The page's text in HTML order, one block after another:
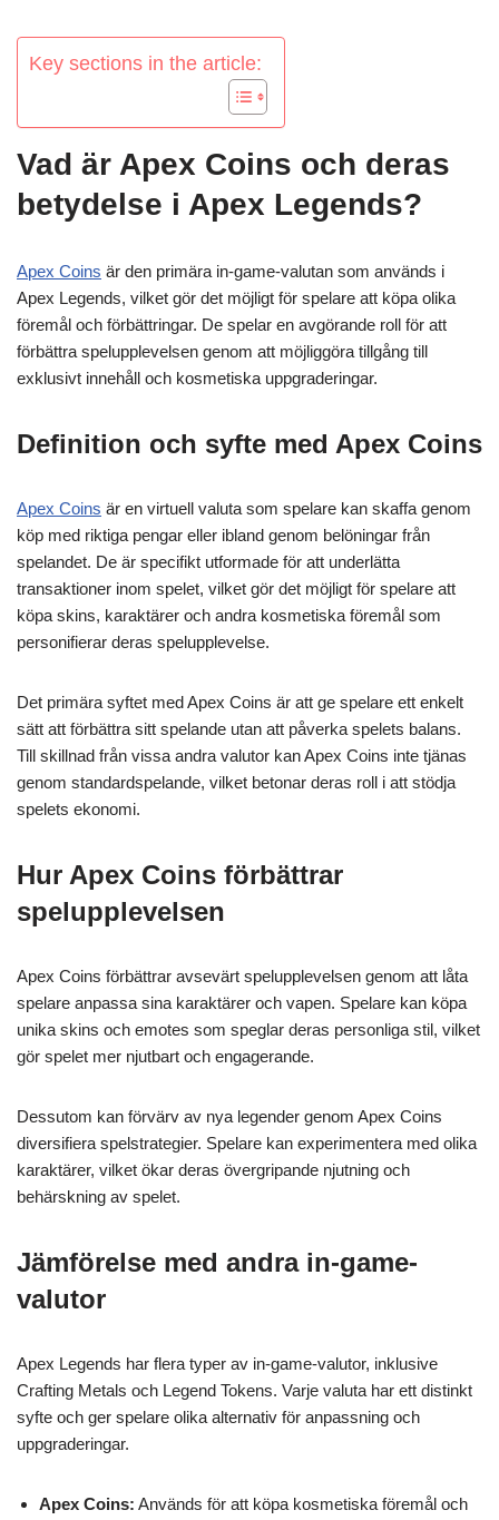
Key sections in the article:
Vad är Apex Coins och deras
betydelse i Apex Legends?
Apex Coins är den primära in-game-valutan som används i
Apex Legends, vilket gör det möjligt för spelare att köpa olika
föremål och förbättringar. De spelar en avgörande roll för att
förbättra spelupplevelsen genom att möjliggöra tillgång till
exklusivt innehåll och kosmetiska uppgraderingar.
Definition och syfte med Apex Coins
Apex Coins är en virtuell valuta som spelare kan skaffa genom
köp med riktiga pengar eller ibland genom belöningar från
spelandet. De är specifikt utformade för att underlätta
transaktioner inom spelet, vilket gör det möjligt för spelare att
köpa skins, karaktärer och andra kosmetiska föremål som
personifierar deras spelupplevelse.
Det primära syftet med Apex Coins är att ge spelare ett enkelt
sätt att förbättra sitt spelande utan att påverka spelets balans.
Till skillnad från vissa andra valutor kan Apex Coins inte tjänas
genom standardspelande, vilket betonar deras roll i att stödja
spelets ekonomi.
Hur Apex Coins förbättrar
spelupplevelsen
Apex Coins förbättrar avsevärt spelupplevelsen genom att låta
spelare anpassa sina karaktärer och vapen. Spelare kan köpa
unika skins och emotes som speglar deras personliga stil, vilket
gör spelet mer njutbart och engagerande.
Dessutom kan förvärv av nya legender genom Apex Coins
diversifiera spelstrategier. Spelare kan experimentera med olika
karaktärer, vilket ökar deras övergripande njutning och
behärskning av spelet.
Jämförelse med andra in-game-
valutor
Apex Legends har flera typer av in-game-valutor, inklusive
Crafting Metals och Legend Tokens. Varje valuta har ett distinkt
syfte och ger spelare olika alternativ för anpassning och
uppgraderingar.
Apex Coins: Används för att köpa kosmetiska föremål och